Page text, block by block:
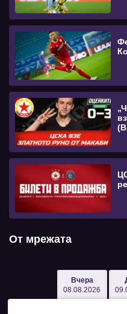
От мрежата
Вчера
08.08.2026